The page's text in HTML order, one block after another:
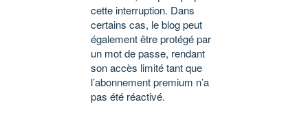
cette interruption. Dans
certains cas, le blog peut
également être protégé par
un mot de passe, rendant
son accès limité tant que
l’abonnement premium n’a
pas été réactivé.